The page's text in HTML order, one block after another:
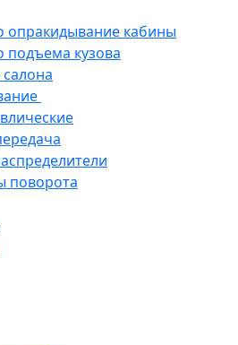
опракидывание кабины
подъема кузова
поворота